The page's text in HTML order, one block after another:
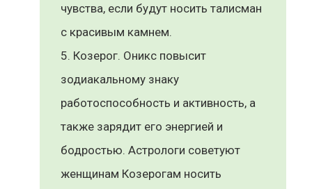
чувства, если будут носить талисман
с красивым камнем.
Козерог. Оникс повысит
зодиакальному знаку
работоспособность и активность, а
также зарядит его энергией и
бодростью. Астрологи советуют
женщинам Козерогам носить